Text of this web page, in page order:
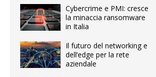
Cybercrime e PMI: cresce
la minaccia ransomware
in Italia
Il futuro del networking e
dell’edge per la rete
aziendale